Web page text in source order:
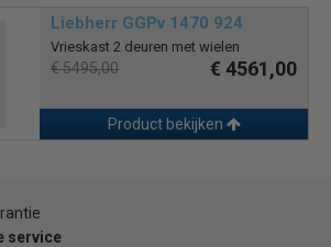
Liebherr GGPv 1470 924
Vrieskast 2 deuren met wielen
€ 5495,00 € 4561,00
Product bekijken
service